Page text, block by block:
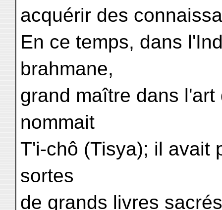
acquérir des
En ce temps, dans
brahmane,
grand maître dans
nommait
T'i-chô (Tisya); il avait
sortes
de grands livres